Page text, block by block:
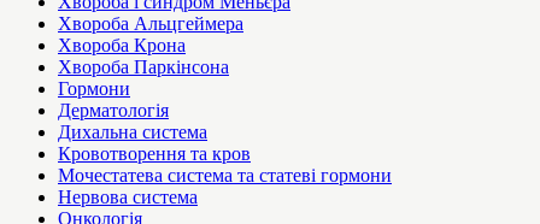
Хвороба Альцгеймера
Хвороба Крона
Хвороба Паркінсона
Гормони
Дерматологія
Дихальна система
Кровотворення та кров
Мочестатева система та статеві гормони
Нервова система
Онкологія